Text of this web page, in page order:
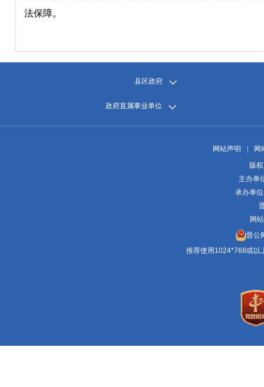
法保障。
县区政府
政府直属事业单位
网站声明
网
版
主办单
承办单
网
晋公
推荐使用1024*768或以